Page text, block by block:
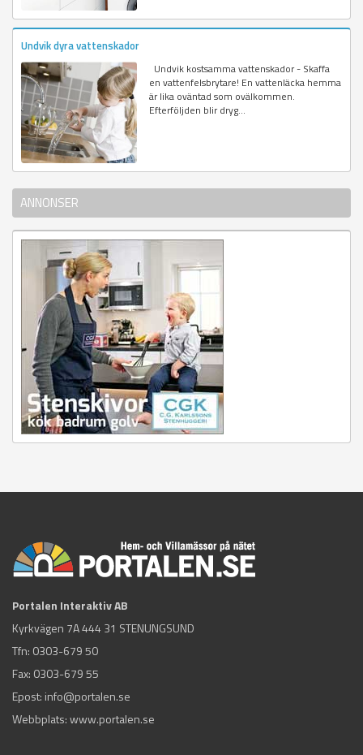
Undvik dyra vattenskador
Undvik kostsamma vattenskador - Skaffa
en vattenfelsbrytare! En vattenläcka hemma
är lika oväntad som ovälkommen.
Efterföljden blir dryg...
ANNONSER
Portalen Interaktiv AB
Kyrkvägen 7A 444 31 STENUNGSUND
Tfn: 0303-679 50
Fax: 0303-679 55
Epost: info@portalen.se
Webbplats: www.portalen.se